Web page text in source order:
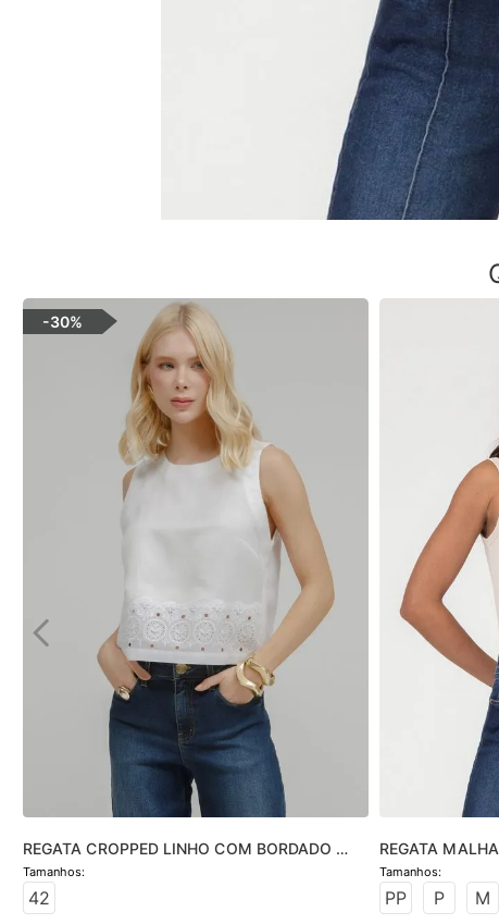
-30%
REGATA CROPPED LINHO COM BORDADO
INGLÊS
42
REGATA
PP P M